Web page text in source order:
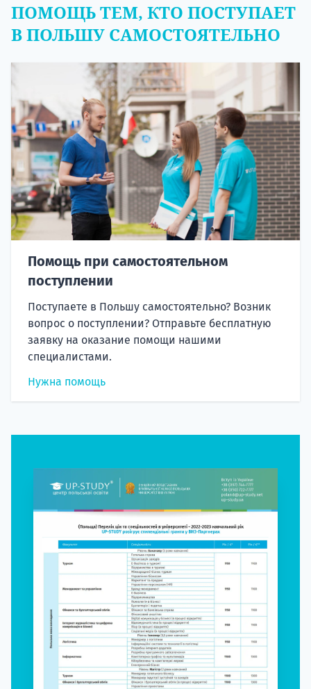
ПОМОЩЬ ТЕМ, КТО ПОСТУПАЕТ
В ПОЛЬШУ САМОСТОЯТЕЛЬНО
Помощь при самостоятельном
поступлении
Поступаете в Польшу самостоятельно? Возник
вопрос о поступлении? Отправьте бесплатную
заявку на оказание помощи нашими
специалистами.
Нужна помощь